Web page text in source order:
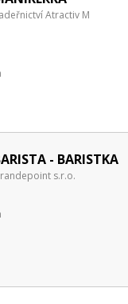
Atractiv M
- BARISTKA
s.r.o.